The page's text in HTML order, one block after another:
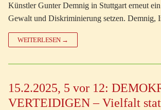
Künstler Gunter Demnig in Stuttgart erneut
Gewalt und Diskriminierung setzen. Demnig,
WEITERLESEN →
15.2.2025, 5 vor 12:
VERTEIDIGEN – Vielfalt